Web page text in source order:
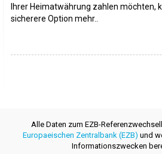
Ihrer Heimatwährung zahlen möchten,
sicherere Option mehr..
Alle Daten zum EZB-
Europaeischen Zentralbank (EZB) und
Informationszwecken